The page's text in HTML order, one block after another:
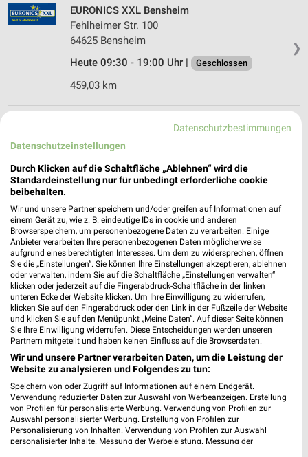
❯
EURONICS XXL Bensheim
Fehlheimer Str. 100
64625 Bensheim
Heute 09:30 - 19:00 Uhr |
Geschlossen
459,03 km
MediaMarkt Saturn Groß-Gerau
Helvetiastr. 5
Heute 10:00 - 19:00 Uhr | Geschlossen
EURONICS Haist Darmstadt
Körnerstr. 7
64291 Darmstadt
Heute 09:00 - 13:00 15:00 - 18:30 Uhr |
Geschlossen
438,94 km • Angebote: 1 Prospekt
media@home Friedrich Reinheim
Westring 92
64354 Reinheim
436,66 km
Datenschutzbestimmungen
Datenschutzeinstellungen
Durch Klicken auf die Schaltfläche „Ablehnen“ wird die
Standardeinstellung nur für unbedingt erforderliche cookie
beibehalten.
Wir und unsere Partner speichern und/oder greifen auf Informationen auf
einem Gerät zu, wie z. B. eindeutige IDs in cookie und anderen
Browserspeichern, um personenbezogene Daten zu verarbeiten. Einige
Anbieter verarbeiten Ihre personenbezogenen Daten möglicherweise
aufgrund eines berechtigten Interesses. Um dem zu widersprechen, öffnen
Sie die „Einstellungen“. Sie können Ihre Einstellungen akzeptieren, ablehnen
oder verwalten, indem Sie auf die Schaltfläche „Einstellungen verwalten“
klicken oder jederzeit auf die Fingerabdruck-Schaltfläche in der linken
unteren Ecke der Website klicken. Um Ihre Einwilligung zu widerrufen,
klicken Sie auf den Fingerabdruck oder den Link in der Fußzeile der Website
und klicken Sie auf den Menüpunkt „Meine Daten“. Auf dieser Seite können
Sie Ihre Einwilligung widerrufen. Diese Entscheidungen werden unseren
Partnern mitgeteilt und haben keinen Einfluss auf die Browserdaten.
Wir und unsere Partner verarbeiten Daten, um die Leistung der
Website zu analysieren und Folgendes zu tun:
Speichern von oder Zugriff auf Informationen auf einem Endgerät.
Verwendung reduzierter Daten zur Auswahl von Werbeanzeigen. Erstellung
von Profilen für personalisierte Werbung. Verwendung von Profilen zur
Auswahl personalisierter Werbung. Erstellung von Profilen zur
Personalisierung von Inhalten. Verwendung von Profilen zur Auswahl
personalisierter Inhalte. Messung der Werbeleistung. Messung der